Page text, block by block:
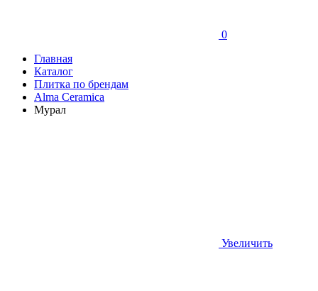
0
Главная
Каталог
Плитка по брендам
Аlma Ceramica
Мурал
Увеличить